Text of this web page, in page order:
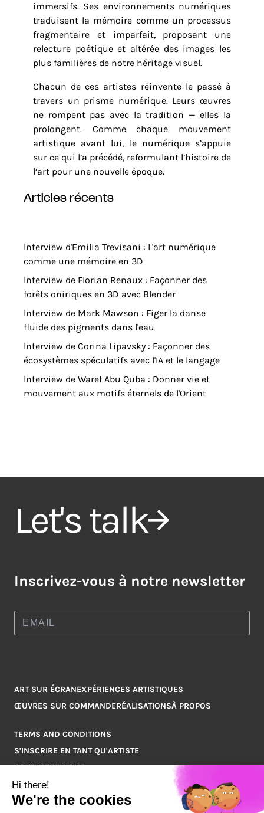
immersifs. Ses environnements numériques
traduisent la mémoire comme un processus
fragmentaire et imparfait, proposant une
relecture poétique et altérée des images les
plus familières de notre héritage visuel.
Chacun de ces artistes réinvente le passé à
travers un prisme numérique. Leurs œuvres
ne rompent pas avec la tradition — elles la
prolongent. Comme chaque mouvement
artistique avant lui, le numérique s’appuie
sur ce qui l’a précédé, reformulant l’histoire de
l’art pour une nouvelle époque.
articles récents
Interview d'Emilia Trevisani : L'art numérique
comme une mémoire en 3D
Interview de Florian Renaux : Façonner des
forêts oniriques en 3D avec Blender
Interview de Mark Mawson : Figer la danse
fluide des pigments dans l'eau
Interview de Corina Lipavsky : Façonner des
écosystèmes spéculatifs avec l'IA et le langage
Interview de Waref Abu Quba : Donner vie et
mouvement aux motifs éternels de l'Orient
Let's talk
Inscrivez-vous à notre newsletter
ART SUR ÉCRANEXPÉRIENCES ARTISTIQUES
ŒUVRES SUR COMMANDERÉALISATIONSÀ PROPOS
TERMS AND CONDITIONS
S'INSCRIRE EN TANT QU'ARTISTE
CONTACTEZ-NOUS
Q&A